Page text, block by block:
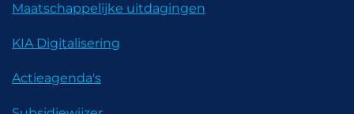
Maatschappelijke uitdagingen
KIA Digitalisering
Actieagenda's